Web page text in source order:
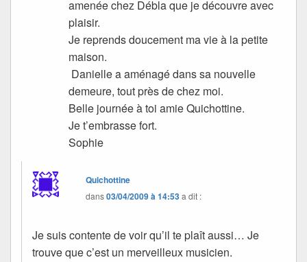
amenée chez Débla que je découvre avec
plaisir.
Je reprends doucement ma vie à la petite
maison.
Danielle a aménagé dans sa nouvelle
demeure, tout près de chez moi.
Belle journée à toi amie Quichottine.
Je t’embrasse fort.
Sophie
Quichottine
dans03/04/2009 à 14:53a dit :
Je suis contente de voir qu’il te plaît aussi… Je
trouve que c’est un merveilleux musicien.